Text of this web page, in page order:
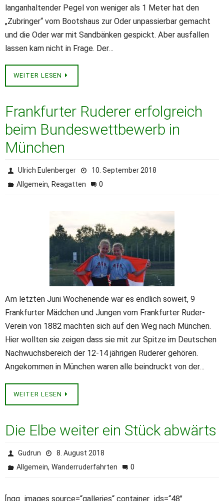
langanhaltender Pegel von weniger als 1 Meter hat den
„Zubringer“ vom Bootshaus zur Oder unpassierbar gemacht
und die Oder war mit Sandbänken gespickt. Aber ausfallen
lassen kam nicht in Frage. Der…
WEITER LESEN
Frankfurter Ruderer erfolgreich
beim Bundeswettbewerb in
München
Ulrich Eulenberger
10. September 2018
Allgemein,Reagatten 0
Am letzten Juni Wochenende war es endlich soweit, 9
Frankfurter Mädchen und Jungen vom Frankfurter Ruder-
Verein von 1882 machten sich auf den Weg nach München.
Hier wollten sie zeigen dass sie mit zur Spitze im Deutschen
Nachwuchsbereich der 12-14 jährigen Ruderer gehören.
Angekommen in München waren alle beindruckt von der…
WEITER LESEN
Die Elbe weiter ein Stück abwärts
Gudrun
8. August 2018
Allgemein,Wanderruderfahrten 0
[ngg_images source=“galleries“ container_ids=“48″